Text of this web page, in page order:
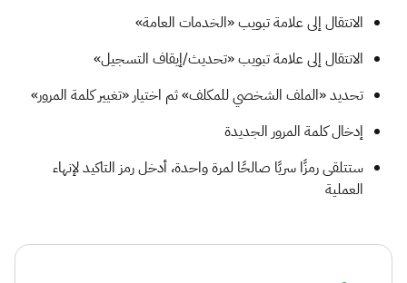
الانتقال إلى علامة تبويب «الخدمات العامة»
الانتقال إلى علامة تبويب «تحديث/إيقاف التسجيل»
تحديد «الملف الشخصي للمكلف» ثم اختيار «تغيير كلمة المرور»
إدخال كلمة المرور الجديدة
ستتلقى رمزًا سريًا صالحًا لمرة واحدة، أدخل رمز التاكيد لإنهاء
العملية​